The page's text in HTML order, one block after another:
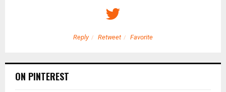
Reply Retweet Favorite
ON PINTEREST